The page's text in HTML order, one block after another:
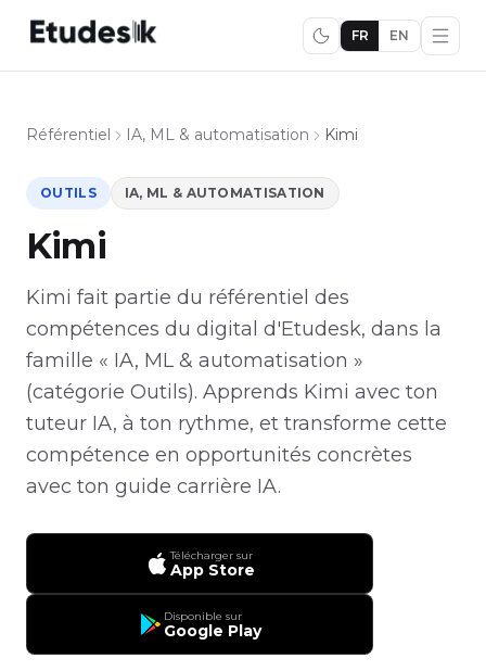
FR EN
Référentiel IA, ML & automatisation Kimi
OUTILS IA, ML & AUTOMATISATION
Kimi
Kimi fait partie du référentiel des
compétences du digital d'Etudesk, dans la
famille « IA, ML & automatisation »
(catégorie Outils). Apprends Kimi avec ton
tuteur IA, à ton rythme, et transforme cette
compétence en opportunités concrètes
avec ton guide carrière IA.
Télécharger sur
App Store
Disponible sur
Google Play